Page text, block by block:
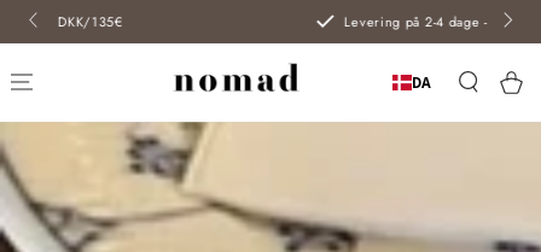
SPRING TIL
INDHOLD
Levering på 2-4 dage - inkl. initialer
DA